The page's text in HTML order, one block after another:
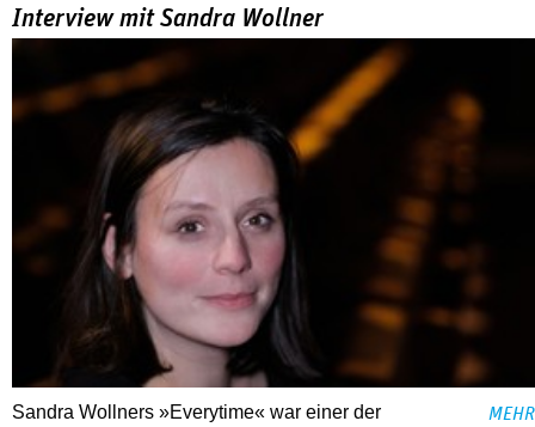
Interview mit Sandra Wollner
Sandra Wollners »Everytime« war einer der
MEHR